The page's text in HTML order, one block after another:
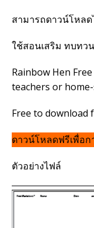
สามารถดาวน์โหล
ใช้สอนเสริม ทบทว
Rainbow Hen
teachers or
Free to download
ดาวน์โหลดฟรีเพื่อ
ตัวอย่างไฟล์